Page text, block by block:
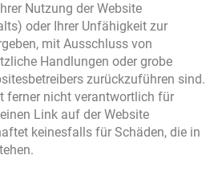
Nutzung der Website
oder Ihrer Unfähigkeit zur
mit Ausschluss von
Handlungen oder grobe
zurückzuführen sind.
ferner nicht verantwortlich für
Link auf der Website
keinesfalls für Schäden, die in